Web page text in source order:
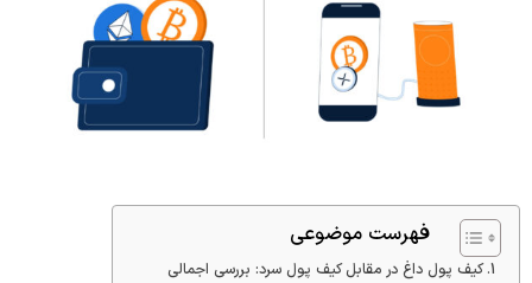
فهرست موضوعی
کیف پول داغ در مقابل کیف پول سرد: بررسی اجمالی